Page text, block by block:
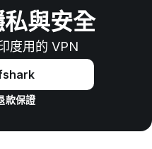
與安全
度用的 VPN
款保證